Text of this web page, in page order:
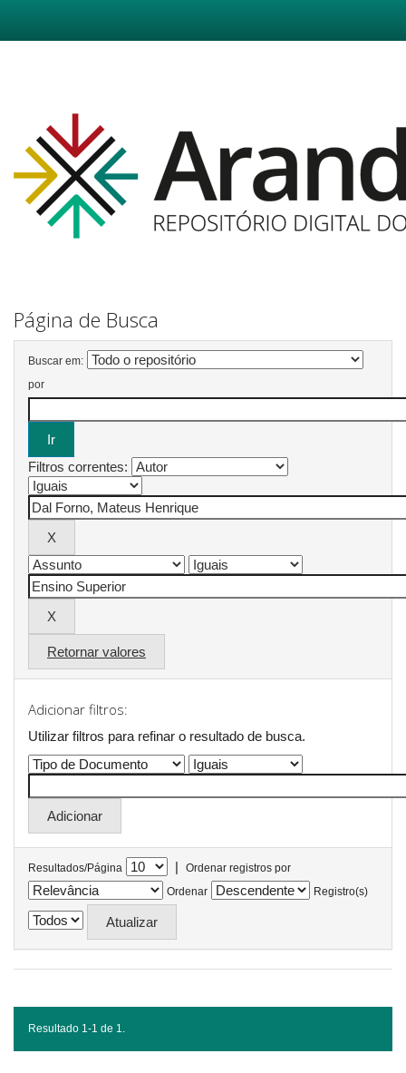
Página de Busca
Buscar em:
por
Filtros correntes:
Retornar valores
Adicionar filtros:
Utilizar filtros para refinar o resultado de busca.
Resultados/Página |
Ordenar registros por
Ordenar
Registro(s)
Resultado 1-1 de 1.